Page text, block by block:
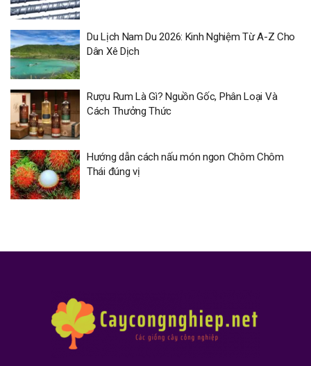
Du Lịch Nam Du 2026: Kinh Nghiệm Từ A-Z Cho
Dân Xê Dịch
Rượu Rum Là Gì? Nguồn Gốc, Phân Loại Và
Cách Thưởng Thức
Hướng dẫn cách nấu món ngon Chôm Chôm
Thái đúng vị